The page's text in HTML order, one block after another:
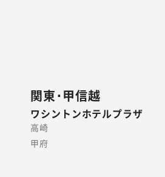
関東･甲信越
ワシントンホテルプラザ
高崎
甲府